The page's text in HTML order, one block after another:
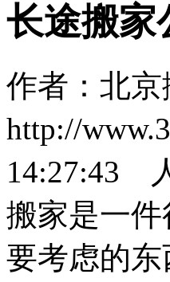
长途搬家
作者：北
http://
14:27:43
搬家是一
要考虑的